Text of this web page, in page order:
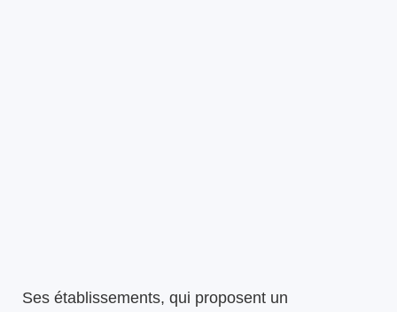
Ses établissements, qui proposent un